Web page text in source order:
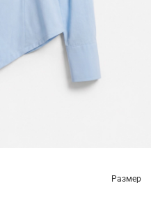
Размер